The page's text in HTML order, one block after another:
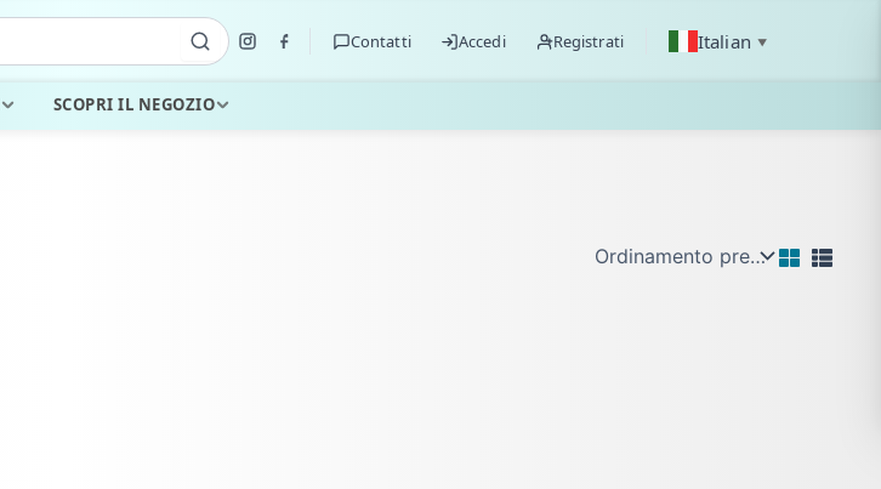
Contatti Accedi Registrati Italian ▼
SCOPRI IL NEGOZIO